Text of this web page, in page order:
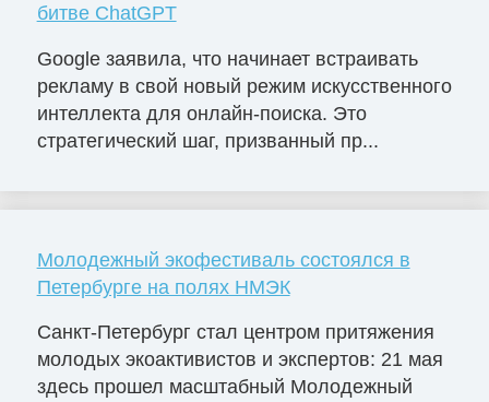
битве ChatGPT
Google заявила, что начинает встраивать
рекламу в свой новый режим искусственного
интеллекта для онлайн-поиска. Это
стратегический шаг, призванный пр...
Молодежный экофестиваль состоялся в
Петербурге на полях НМЭК
Санкт-Петербург стал центром притяжения
молодых экоактивистов и экспертов: 21 мая
здесь прошел масштабный Молодежный